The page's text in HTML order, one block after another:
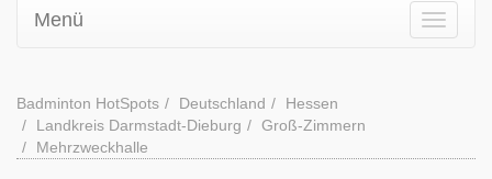
Menü
Badminton HotSpots Deutschland
Hessen
Landkreis Darmstadt-Dieburg
Groß-Zimmern
Mehrzweckhalle